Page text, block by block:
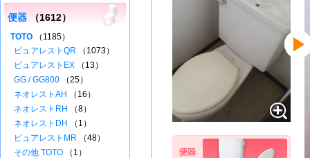
便器 （1612）
TOTO （1185）
ピュアレストQR （1073）
ピュアレストEX （13）
GG / GG800 （25）
ネオレストAH
（16）
ネオレストRH
（8）
ネオレストDH
（1）
ピュアレストMR （48）
その他 TOTO （1）